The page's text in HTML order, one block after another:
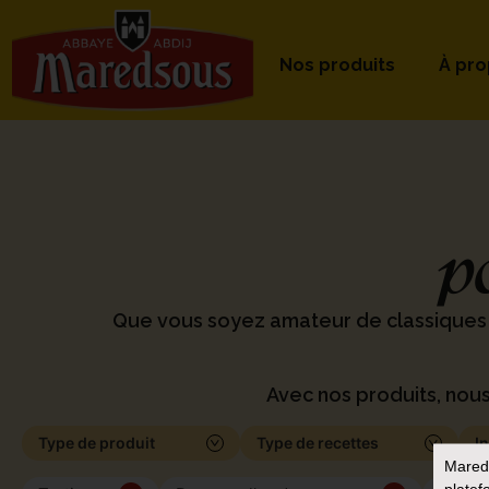
Nos produits À
Que vous soyez amateur de
Avec nos produits,
Type de produit Type de recettes